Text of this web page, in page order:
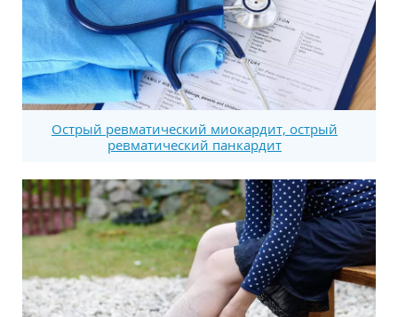
Острый ревматический миокардит, острый
ревматический панкардит